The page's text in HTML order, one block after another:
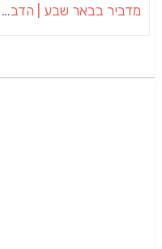
מדביר בבאר שבע | הדברה בבאר שבע | יוגב הדברות